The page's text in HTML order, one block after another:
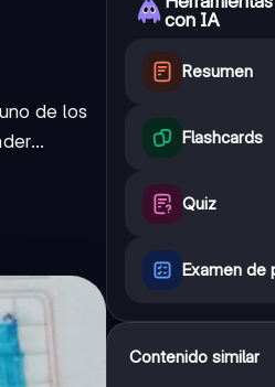
de los
con IA
Resumen
Flashcards
Quiz
Examen de
Contenido similar